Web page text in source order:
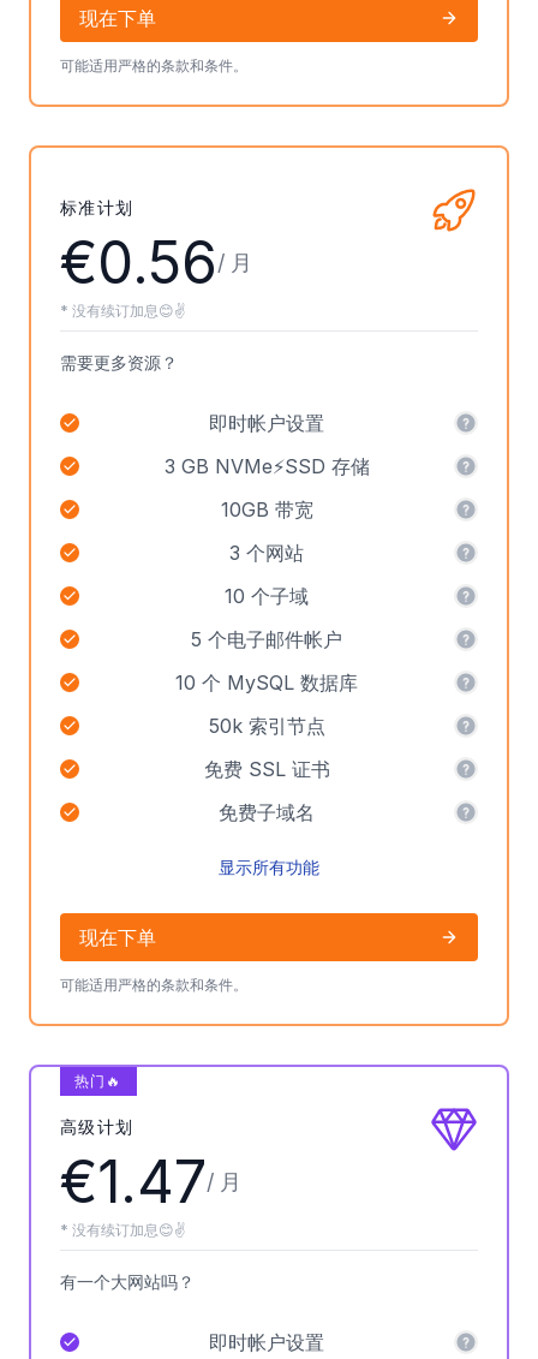
现在下单
可能适用严格的条款和条件。
标准计划
€0.56/ 月
* 没有续订加息😊✌️
需要更多资源？
即时帐户设置
3 GB NVMe⚡SSD 存储
10GB 带宽
3 个网站
10 个子域
5 个电子邮件帐户
10 个 MySQL 数据库
50k 索引节点
免费 SSL 证书
免费子域名
显示所有功能
现在下单
可能适用严格的条款和条件。
热门🔥
高级计划
€1.47/ 月
* 没有续订加息😊✌️
有一个大网站吗？
即时帐户设置